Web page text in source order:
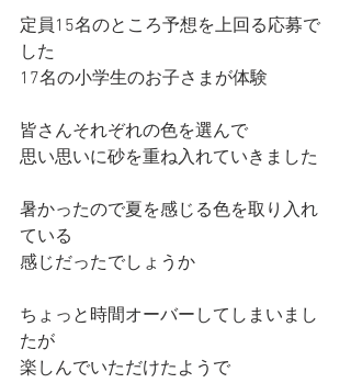
定員15名のところ予想を上回る応募で
した
17名の小学生のお子さまが体験
皆さんそれぞれの色を選んで
思い思いに砂を重ね入れていきました
暑かったので夏を感じる色を取り入れ
ている
感じだったでしょうか
ちょっと時間オーバーしてしまいまし
たが
楽しんでいただけたようで